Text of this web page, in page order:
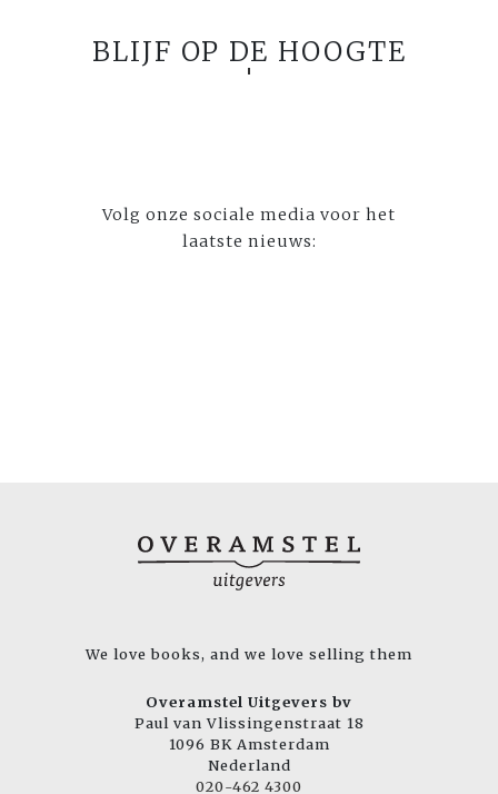
BLIJF OP DE HOOGTE
Volg onze sociale media voor het
laatste nieuws:
We love books, and we love selling them
Overamstel Uitgevers bv
Paul van Vlissingenstraat 18
1096 BK Amsterdam
Nederland
020-462 4300